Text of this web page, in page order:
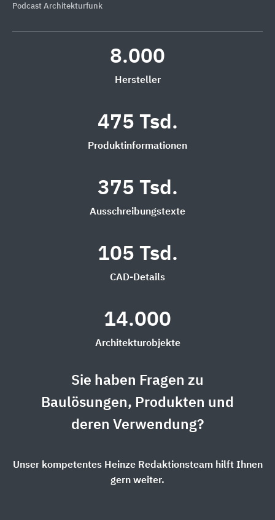
Podcast Architekturfunk
8.000
Hersteller
475 Tsd.
Produktinformationen
375 Tsd.
Ausschreibungstexte
105 Tsd.
CAD-Details
14.000
Architekturobjekte
Sie haben Fragen zu
Baulösungen, Produkten und
deren Verwendung?
Unser kompetentes Heinze Redaktionsteam hilft Ihnen
gern weiter.